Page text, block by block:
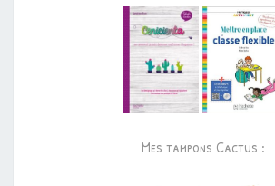
Mes tampons Cactus :